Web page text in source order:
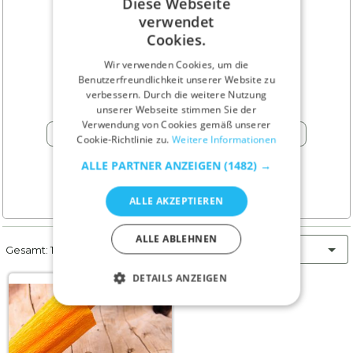
علیرضا آقایی
pin_drop Isfahan - Iran
phone Anruf
Gesamt: 1 Werbung Die Neusten
RUSSIAN
TURKISH
verwendet
Cookies.
Wir verwenden Cookies, um die
Benutzerfreundlichkeit unserer Website zu
verbessern. Durch die weitere Nutzung
unserer Webseite stimmen Sie der
Verwendung von Cookies gemäß unserer
Cookie-Richtlinie zu. Weitere Informationen
ALLE PARTNER ANZEIGEN (1482) →
ALLE AKZEPTIEREN
ALLE ABLEHNEN
DETAILS ANZEIGEN